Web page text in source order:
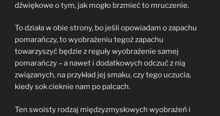
dźwiękowe o tym, jak mogło brzmieć to mruczenie.
To działa w obie strony, bo jeśli opowiadam o zapachu
pomarańczy, to wyobrażeniu tegoż zapachu
towarzyszyć będzie z reguły wyobrażenie samej
pomarańczy – a nawet i dodatkowych odczuć z nią
związanych, na przykład jej smaku, czy tego uczucia,
kiedy sok cieknie nam po palcach.
Ten swoisty rodzaj międzyzmysłowych wyobrażeń i